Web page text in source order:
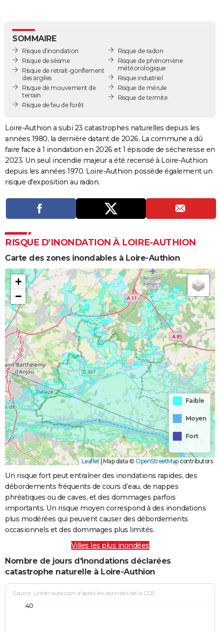
GUIDES D'ACHAT
BONS PLANS
CARTE DE VOEUX
Carte de Noël
Carte Bonne année
Carte Saint-Valentin
Carte Pâques
Carte d'anniversaire
DICTIONNAIRE
Dictionnaire
Biographies
Citations
Expressions
Proverbes
COPAINS D'AVANT
S'inscrire
Se connecter
Lycées
Collèges
Primaires
Universités
Entreprises
Service militaire
Avis de recherche
AVIS DE DÉCÈS
FORUM
SOMMAIRE
Risque d’inondation
Risque de séisme
Risque de retrait-gonflement
des argiles
Risque de mouvement de
terrain
Risque de feu de forêt
Risque de radon
Risque de phénomène
météorologique
Risque industriel
Risque de mérule
Risque de termite
Loire-Authion a subi 23 catastrophes naturelles depuis les
années 1980, la dernière datant de 2026. La commune a dû
faire face à 1 inondation en 2026 et 1 épisode de sécheresse en
2023. Un seul incendie majeur a été recensé à Loire-Authion
depuis les années 1970. Loire-Authion possède également un
risque d'exposition au radon.
RISQUE D’INONDATION À LOIRE-AUTHION
Carte des zones inondables à Loire-Authion
+
−
Faible
Moyen
Fort
Leaflet | Map data © OpenStreetMapcontributors
Un risque fort peut entraîner des inondations rapides, des
débordements fréquents de cours d’eau, de nappes
phréatiques ou de caves, et des dommages parfois
importants. Un risque moyen correspond à des inondations
plus modérées qui peuvent causer des débordements
occasionnels et des dommages plus limités.
Villes les plus inondées
Nombre de jours d'inondations déclarées
catastrophe naturelle à Loire-Authion
Source : Linternaute.com d'après les données de la CCR
40